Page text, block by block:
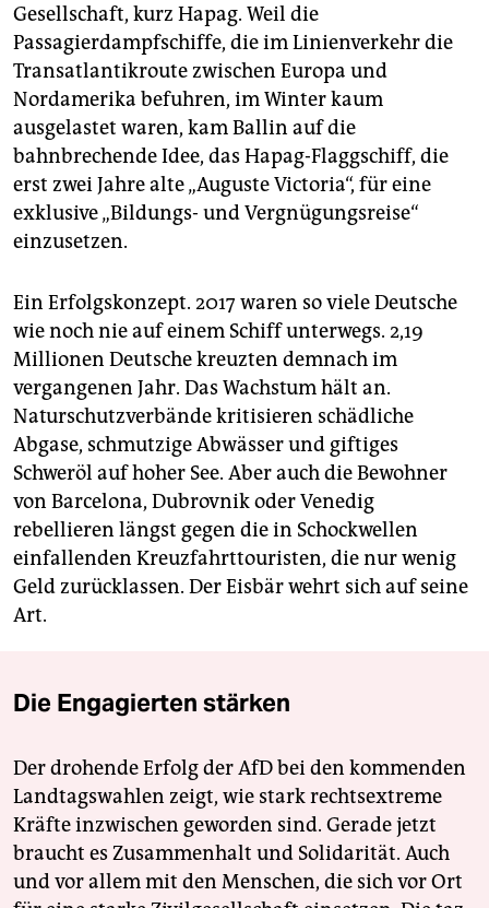
Gesellschaft, kurz Hapag. Weil die
Passagierdampfschiffe, die im Linienverkehr die
Transatlantikroute zwischen Europa und
Nordamerika befuhren, im Winter kaum
ausgelastet waren, kam Ballin auf die
bahnbrechende Idee, das Hapag-Flaggschiff, die
erst zwei Jahre alte „Auguste Victoria“, für eine
exklusive „Bildungs- und Vergnügungsreise“
einzusetzen.
Ein Erfolgskonzept. 2017 waren so viele Deutsche
wie noch nie auf einem Schiff unterwegs. 2,19
Millionen Deutsche kreuzten demnach im
vergangenen Jahr. Das Wachstum hält an.
Naturschutzverbände kritisieren schädliche
Abgase, schmutzige Abwässer und giftiges
Schweröl auf hoher See. Aber auch die Bewohner
von Barcelona, Dubrovnik oder Venedig
rebellieren längst gegen die in Schockwellen
einfallenden Kreuzfahrttouristen, die nur wenig
Geld zurücklassen. Der Eisbär wehrt sich auf seine
Art.
Die Engagierten stärken
Der drohende Erfolg der AfD bei den kommenden
Landtagswahlen zeigt, wie stark rechtsextreme
Kräfte inzwischen geworden sind. Gerade jetzt
braucht es Zusammenhalt und Solidarität. Auch
und vor allem mit den Menschen, die sich vor Ort